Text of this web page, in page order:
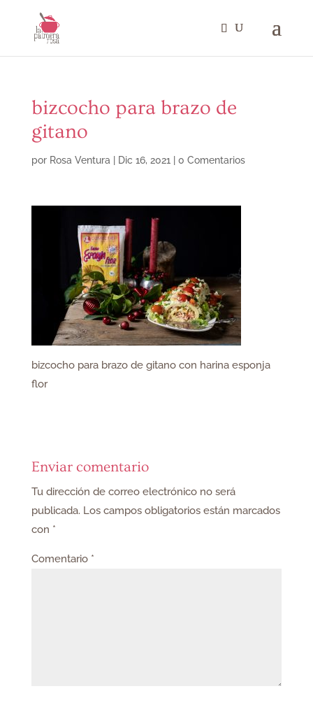
bizcocho para brazo de
gitano
por Rosa Ventura Dic 16, 2021 0 Comentarios
bizcocho para brazo de gitano con harina esponja
flor
Enviar comentario
Tu dirección de correo electrónico no será
publicada. Los campos obligatorios están marcados
con *
Comentario *